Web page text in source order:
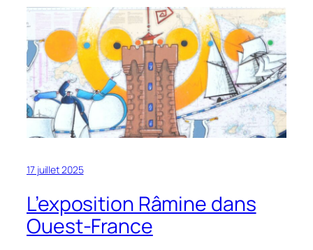
les
phares
de
Bretagne
du
5
annoncée
17 juillet 2025
L’exposition Râmine dans
Ouest-France